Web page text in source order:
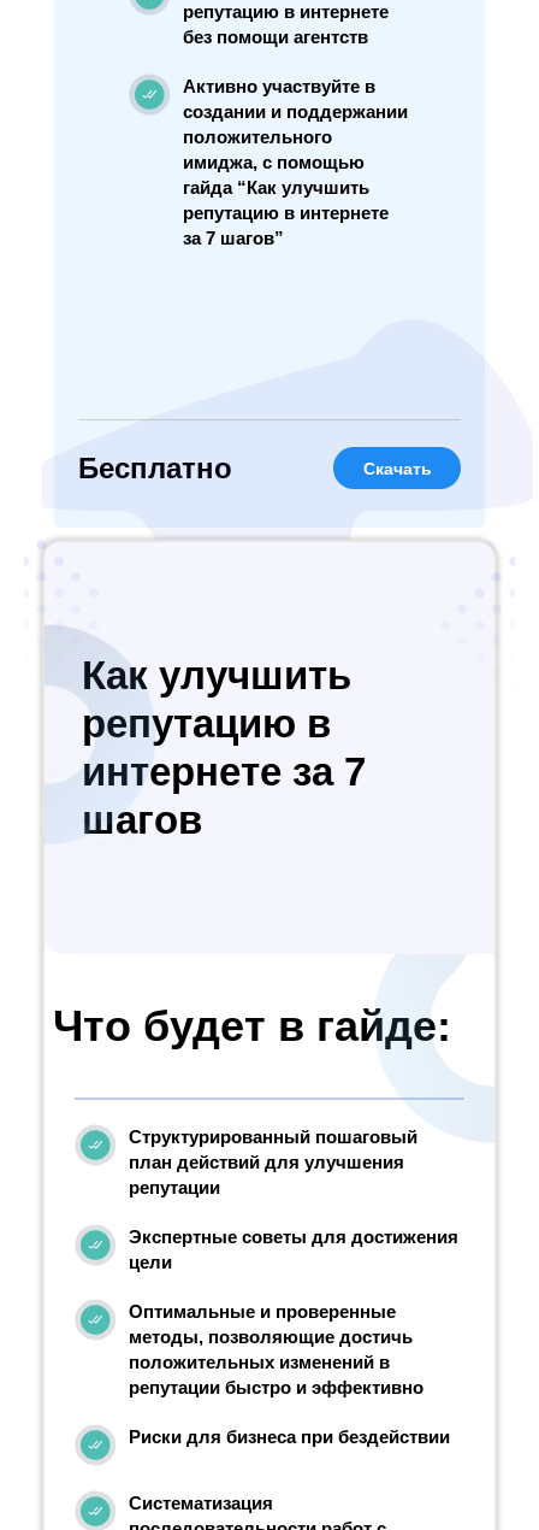
репутацию в интернете
без помощи агентств
Активно участвуйте в
создании и поддержании
положительного
имиджа, с помощью
гайда “Как улучшить
репутацию в интернете
за 7 шагов”
Бесплатно Скачать
Как улучшить
репутацию в
интернете за 7
шагов
Что будет в гайде:
Структурированный пошаговый
план действий для улучшения
репутации
Экспертные советы для достижения
цели
Оптимальные и проверенные
методы, позволяющие достичь
положительных изменений в
репутации быстро и эффективно
Риски для бизнеса при бездействии
Систематизация